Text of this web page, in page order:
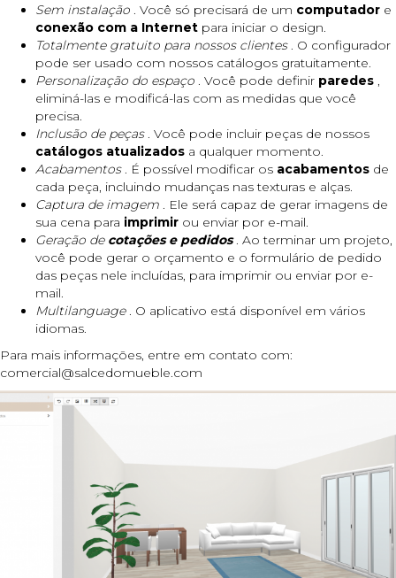
Sem instalação
. Você só precisará de um computador e
conexão com a Internet para iniciar o design.
Totalmente gratuito para nossos clientes
. O configurador
pode ser usado com nossos catálogos gratuitamente.
Personalização do espaço
. Você pode definir paredes
eliminá-las e modificá-las com as medidas que você
precisa.
Inclusão de peças . Você pode incluir peças de nossos
catálogos atualizados a qualquer momento.
Acabamentos
. É possível modificar os acabamentos de
cada peça, incluindo mudanças nas texturas e alças.
Captura de imagem
. Ele será capaz de gerar imagens de
sua cena para imprimir ou enviar por e-mail.
Geração de cotações e pedidos . Ao terminar um projeto,
você pode gerar o orçamento e o formulário de pedido
das peças nele incluídas, para imprimir ou enviar por e-
mail.
Multilanguage
. O aplicativo está disponível em vários
idiomas.
Para mais informações, entre em contato com:
comercial@salcedomueble.com